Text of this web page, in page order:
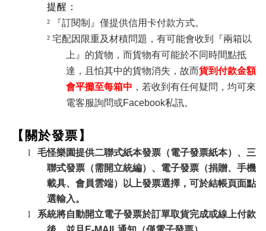
提醒：
²
『訂閱制』僅提供信用卡付款方式。
² 宅配因限重及材積問題，有可能會收到『兩箱以
上』的貨物，而貨物有可能於不同時間點抵
達，且怕其中的貨物消失，故而貨到付款金額
會平攤至每箱中 ，若收到有任何疑問，均可來
電客服詢問或Facebook私訊。
【關於發票】
l
毛怪樂園提供二聯式紙本發票（電子發票紙本）、三
聯式發票（需開立統編）、電子發票（捐贈、手機
載具、會員雲端）以上發票選擇，可於結帳頁面點
選輸入。
l
系統將自動開立電子發票於訂單取貨完成或線上付款